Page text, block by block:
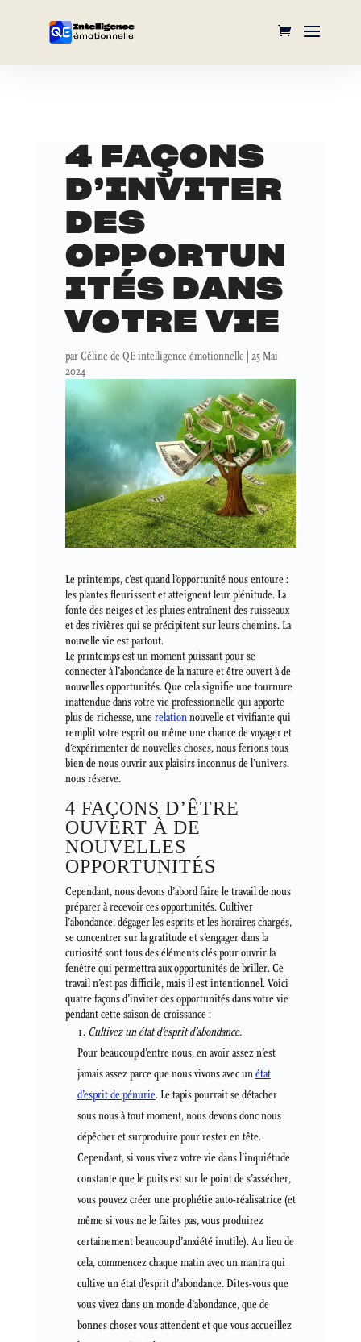
4 FAÇONS
D’INVITER
DES
OPPORTUN
ITÉS DANS
VOTRE VIE
parCéline de QE intelligence émotionnelle 25 Mai
2024
Le printemps, c’est quand l’opportunité nous entoure :
les plantes fleurissent et atteignent leur plénitude. La
fonte des neiges et les pluies entraînent des ruisseaux
et des rivières qui se précipitent sur leurs chemins. La
nouvelle vie est partout.
Le printemps est un moment puissant pour se
connecter à l’abondance de la nature et être ouvert à de
nouvelles opportunités. Que cela signifie une tournure
inattendue dans votre vie professionnelle qui apporte
plus de richesse, unerelationnouvelle et vivifiante qui
remplit votre esprit ou même une chance de voyager et
d’expérimenter de nouvelles choses, nous ferions tous
bien de nous ouvrir aux plaisirs inconnus de l’univers.
nous réserve.
4 FAÇONS D’ÊTRE
OUVERT À DE
NOUVELLES
OPPORTUNITÉS
Cependant, nous devons d’abord faire le travail de nous
préparer à recevoir ces opportunités. Cultiver
l’abondance, dégager les esprits et les horaires chargés,
se concentrer sur la gratitude et s’engager dans la
curiosité sont tous des éléments clés pour ouvrir la
fenêtre qui permettra aux opportunités de briller. Ce
travail n’est pas difficile, mais il est intentionnel. Voici
quatre façons d’inviter des opportunités dans votre vie
pendant cette saison de croissance :
Cultivez un état d’esprit d’abondance.
Pour beaucoup d’entre nous, en avoir assez n’est
jamais assez parce que nous vivons avec unétat
d’esprit de pénurie. Le tapis pourrait se détacher
sous nous à tout moment, nous devons donc nous
dépêcher et surproduire pour rester en tête.
Cependant, si vous vivez votre vie dans l’inquiétude
constante que le puits est sur le point de s’assécher,
vous pouvez créer une prophétie auto-réalisatrice (et
même si vous ne le faites pas, vous produirez
certainement beaucoup d’anxiété inutile). Au lieu de
cela, commencez chaque matin avec un mantra qui
cultive un état d’esprit d’abondance. Dites-vous que
vous vivez dans un monde d’abondance, que de
bonnes choses vous attendent et que vous accueillez